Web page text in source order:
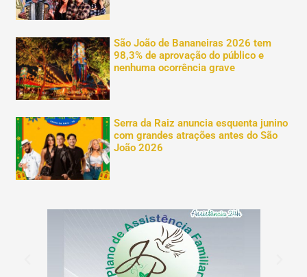
São João de Bananeiras 2026 tem
98,3% de aprovação do público e
nenhuma ocorrência grave
Serra da Raiz anuncia esquenta junino
com grandes atrações antes do São
João 2026